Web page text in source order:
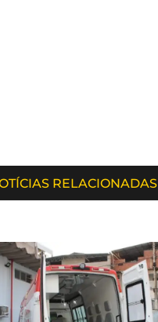
RELACIONADAS